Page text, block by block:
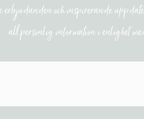
erbjudanden och inspirerande
all personlig information i enlighet